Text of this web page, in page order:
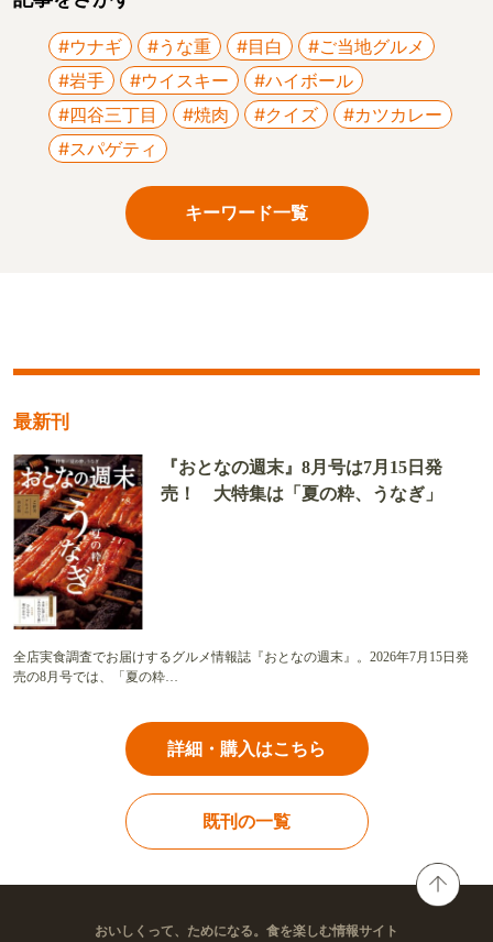
#ウナギ #うな重 #目白
#ご当地グルメ
#岩手
#ウイスキー
#ハイボール
#四谷三丁目
#焼肉 #クイズ
#カツカレー
#スパゲティ
キーワード一覧
最新刊
『おとなの週末』8月号は7月15日発
売！ 大特集は「夏の粋、うなぎ」
全店実食調査でお届けするグルメ情報誌『おとなの週末』。2026年7月15日発
売の8月号では、「夏の粋…
詳細・購入はこちら
既刊の一覧
おいしくって、ためになる。食を楽しむ情報サイト